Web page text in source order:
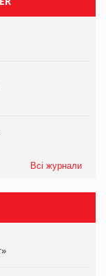
Всі журнали